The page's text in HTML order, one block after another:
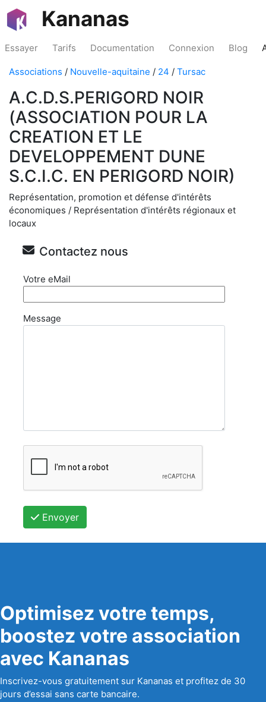
Kananas
Essayer Tarifs Documentation Connexion Blog
Associations / Nouvelle-aquitaine / 24 / Tursac
A.C.D.S.PERIGORD NOIR
(ASSOCIATION POUR LA
CREATION ET LE
DEVELOPPEMENT DUNE
S.C.I.C. EN PERIGORD NOIR)
Représentation, promotion et défense d'intérêts
économiques / Représentation d'intérêts régionaux et
locaux
Contactez nous
Votre eMail
Message
Envoyer
Optimisez votre temps,
boostez votre association
avec Kananas
Inscrivez-vous gratuitement sur Kananas et profitez de 30
jours d’essai sans carte bancaire.